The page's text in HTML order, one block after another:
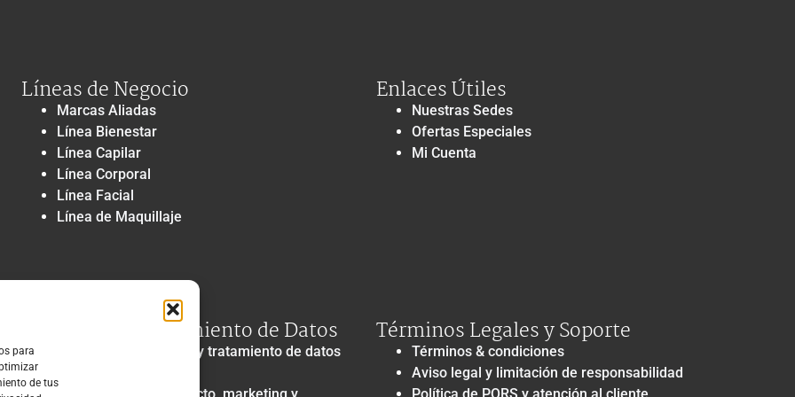
para
de tus
Líneas de Negocio
Marcas Aliadas
Línea Bienestar
Línea Capilar
Línea Corporal
Línea Facial
Línea de Maquillaje
Enlaces Útiles
Nuestras Sedes
Ofertas Especiales
Mi Cuenta
Privacidad y Tratamiento de Datos
Política de privacidad y tratamiento de datos
Términos Legales y Soporte
Términos & condiciones
Aviso legal y limitación de responsabilidad